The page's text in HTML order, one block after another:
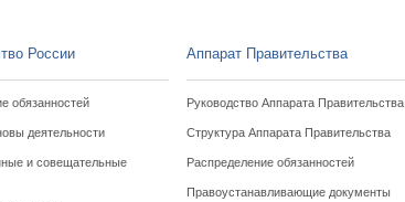
России
обязанностей
деятельности
и совещательные
Аппарат Правительства
Руководство Аппарата Правительства
Структура Аппарата Правительства
Распределение обязанностей
Правоустанавливающие документы